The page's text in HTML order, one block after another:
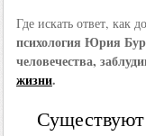
Где искать ответ, как
психология Юрия
человечества,
жизни.